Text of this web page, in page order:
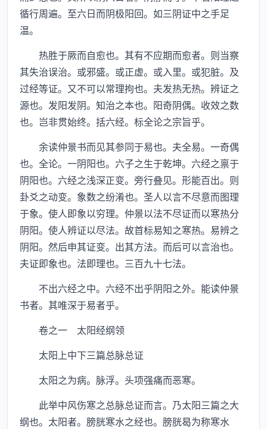
循行周遍。至六日而阴极阳回。如三阴证中之手足
温。
热胜于厥而自愈也。其有不应期而愈者。则当察
其失治误治。或邪盛。或正虚。或入里。或犯脏。及
过经等证。又不可以常理拘也。夫发热无热。辨证之
源也。发阳发阴。知治之本也。阳奇阴偶。收效之数
也。岂非贯始终。括六经。标全论之宗旨乎。
余读仲景书而见其参同于易也。夫全易。一奇偶
也。全论。一阴阳也。六子之生于乾坤。六经之禀于
阴阳也。六经之浅深正变。旁行叠见。形能百出。则
卦爻之动变。象数之纷淆也。圣人以言不尽意而图理
于象。使人即象以穷理。仲景以法不尽证而以寒热分
阴阳。使人辨证以尽法。故首标易知之寒热。易辨之
阴阳。然后申其证变。出其方法。而后可以言治也。
夫证即象也。法即理也。三百九十七法。
不出六经之中。六经不出乎阴阳之外。能读仲景
书者。其唯深于易者乎。
卷之一 太阳经纲领
太阳上中下三篇总脉总证
太阳之为病。脉浮。头项强痛而恶寒。
此举中风伤寒之总脉总证而言。乃太阳三篇之大
纲也。太阳者。膀胱寒水之经也。膀胱曷为称寒水